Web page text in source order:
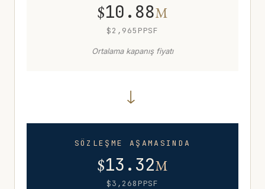
$10.88M
$2,965 PPSF
Ortalama kapanış fiyatı
→
SÖZLEŞME AŞAMASINDA
$13.32M
$3,268PPSF